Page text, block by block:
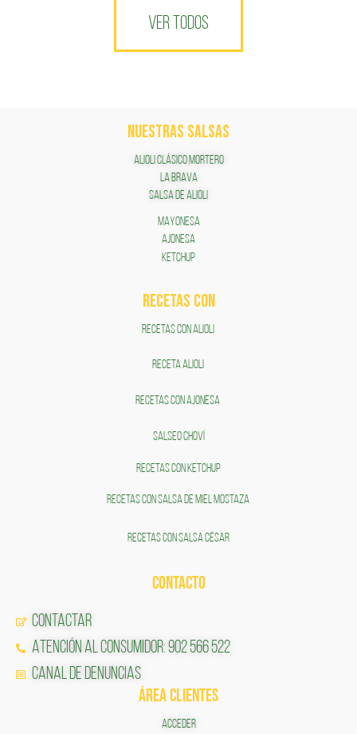
VER TODOS
NUESTRAS SALSAS
ALIOLI CLÁSICO MORTERO
LA BRAVA
SALSA DE ALIOLI
MAYONESA
AJONESA
KETCHUP
RECETAS COn
RECETAS CON ALIOLI
RECETA ALIOLI
RECETAS CON AJONESA
SALSEO CHOVÍ
RECETAS CON KETCHUP
RECETAS CON SALSA DE MIEL MOSTAZA
RECETAS CON SALSA CÉSAR
CONTACTO
Contactar
Atención al Consumidor: 902 566 522
Canal de Denuncias
ÁREA CLIENTES
ACCEDER